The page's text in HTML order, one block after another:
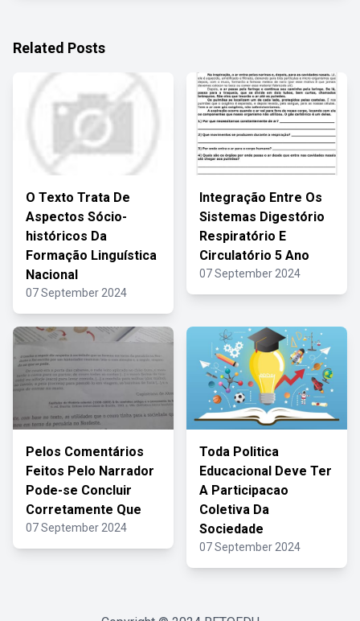
Related Posts
O Texto Trata De
Aspectos Sócio-
históricos Da
Formação Linguística
Nacional
07 September 2024
Integração Entre Os
Sistemas Digestório
Respiratório E
Circulatório 5 Ano
07 September 2024
Pelos Comentários
Feitos Pelo Narrador
Pode-se Concluir
Corretamente Que
07 September 2024
Toda Politica
Educacional Deve Ter
A Participacao
Coletiva Da
Sociedade
07 September 2024